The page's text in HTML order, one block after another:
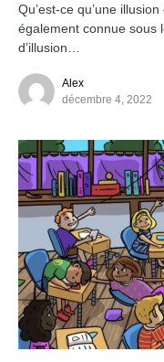
Qu’est-ce qu’une illusion
également connue sous
d’illusion…
Alex
décembre 4, 2022